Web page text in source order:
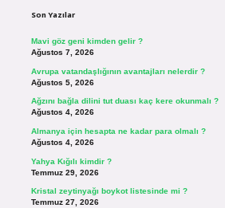
Son Yazılar
Mavi göz geni kimden gelir ?
Ağustos 7, 2026
Avrupa vatandaşlığının avantajları nelerdir ?
Ağustos 5, 2026
Ağzını bağla dilini tut duası kaç kere okunmalı ?
Ağustos 4, 2026
Almanya için hesapta ne kadar para olmalı ?
Ağustos 4, 2026
Yahya Kığılı kimdir ?
Temmuz 29, 2026
Kristal zeytinyağı boykot listesinde mi ?
Temmuz 27, 2026